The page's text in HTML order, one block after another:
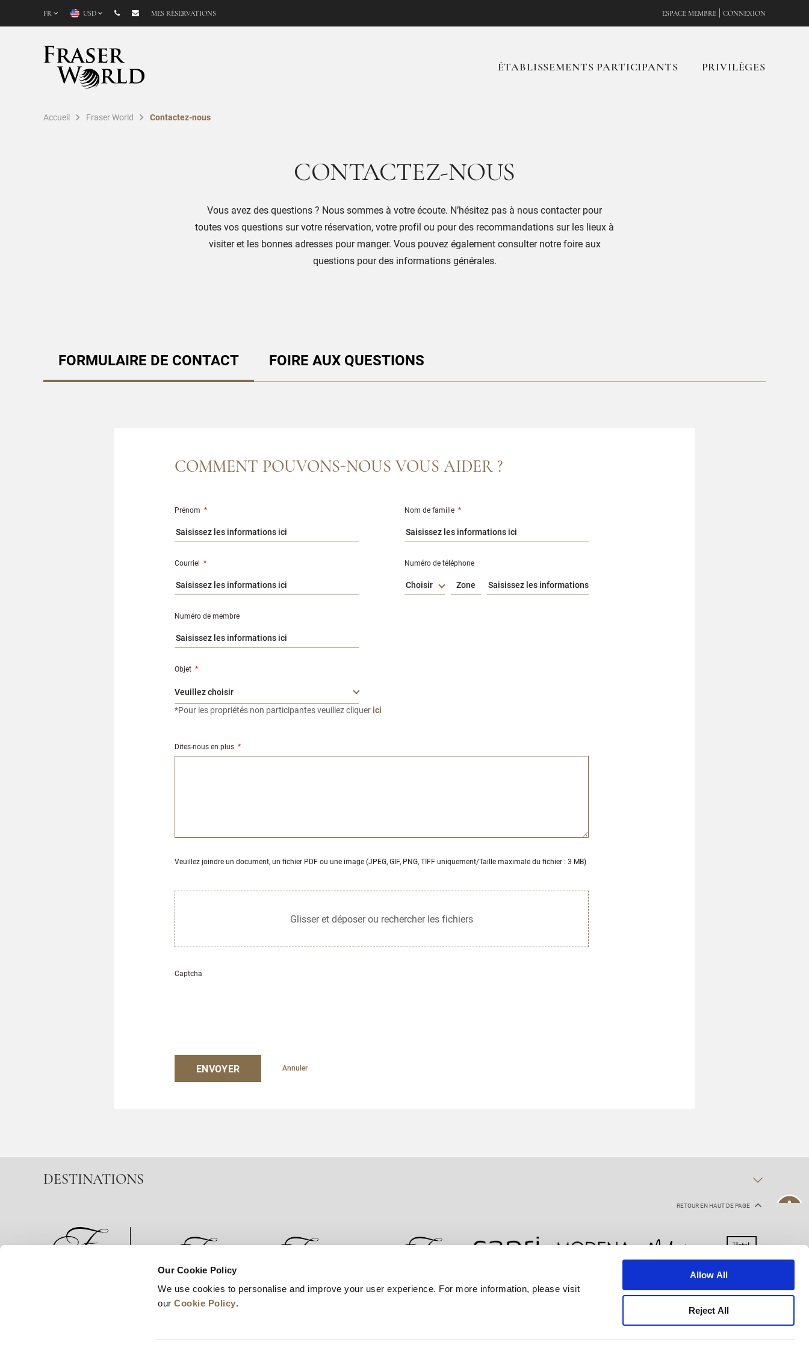
Our Cookie Policy
We use cookies to personalise and improve your user experience. For more information, please visit
ourCookie Policy.
Allow All
Reject All
FR USD MES RÉSERVATIONS ESPACE MEMBRE CONNEXION
ÉTABLISSEMENTS PARTICIPANTS PRIVILÈGES
Accueil Fraser World Contactez-nous
CONTACTEZ-NOUS
Vous avez des questions ? Nous sommes à votre écoute. N’hésitez pas à nous contacter pour
toutes vos questions sur votre réservation, votre profil ou pour des recommandations sur les lieux à
visiter et les bonnes adresses pour manger. Vous pouvez également consulter notre foire aux
questions pour des informations générales.
FORMULAIRE DE CONTACT FOIRE AUX QUESTIONS
COMMENT POUVONS-NOUS VOUS AIDER ?
Prénom * Nom de famille *
Courriel * Numéro de téléphone
Choisir
Numéro de membre
Objet *
*Pour les propriétés non participantes veuillez cliquerici
Dites-nous en plus *
Veuillez joindre un document, un fichier PDF ou une image (JPEG, GIF, PNG, TIFF uniquement/Taille maximale du fichier : 3 MB)
Glisser et déposer ou rechercher les fichiers
Captcha
ENVOYER Annuler
DESTINATIONS
RETOUR EN HAUT DE PAGE
Développement commercial